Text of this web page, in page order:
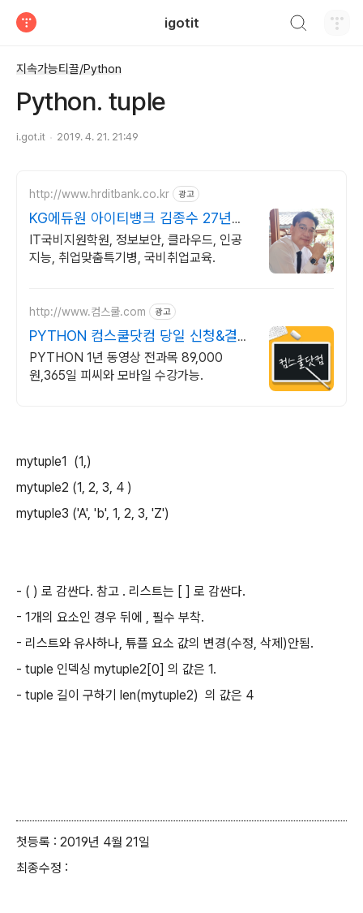
igotit
지속가능티끌/Python
Python. tuple
i.got.it 2019. 4. 21. 21:49
http://www.hrditbank.co.kr 광고
KG에듀원 아이티뱅크 김종수 27년경
력전문가 IT취업상담
IT국비지원학원, 정보보안, 클라우드, 인공
지능, 취업맞춤특기병, 국비취업교육.
http://www.컴스쿨.com 광고
PYTHON 컴스쿨닷컴 당일 신청&결제
시 기프티콘!
PYTHON 1년 동영상 전과목 89,000
원,365일 피씨와 모바일 수강가능.
mytuple1 (1,)
mytuple2 (1, 2, 3, 4 )
mytuple3 ('A', 'b', 1, 2, 3, 'Z')
- ( ) 로 감싼다. 참고 . 리스트는 [ ] 로 감싼다.
- 1개의 요소인 경우 뒤에 , 필수 부착.
- 리스트와 유사하나, 튜플 요소 값의 변경(수정, 삭제)안됨.
- tuple 인덱싱 mytuple2[0] 의 값은 1.
- tuple 길이 구하기 len(mytuple2) 의 값은 4
첫등록 : 2019년 4월 21일
최종수정 :